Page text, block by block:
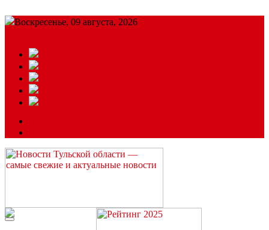
Воскресенье, 09 августа, 2026
Читайте последние новости дня в Тульской области на сайте
“ЗаНовомосковск”